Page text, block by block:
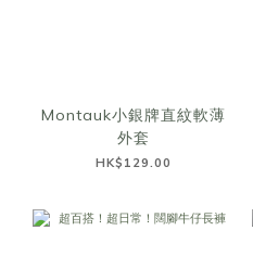
Montauk小銀牌直紋軟薄
外套
HK$129.00